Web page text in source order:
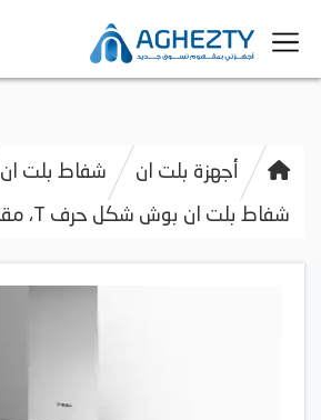
أجهزة بلت ان شفاط بلت ان
شفاط بلت ان بوش شكل حرف T، مقاس 90 سم،